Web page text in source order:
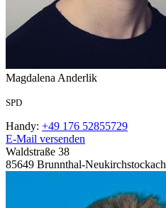
Magdalena Anderlik
SPD
Handy: +49 176 52855729
E-Mail versenden
Waldstraße 38
85649 Brunnthal-Neukirchstockach